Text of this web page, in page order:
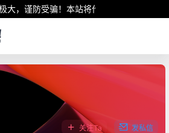
大，谨防受骗！本站将作为行业资讯共享
关注Ta 发私信